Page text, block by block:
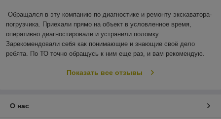
Обращался в эту компанию по диагностике и ремонту экскаватора-
погрузчика. Приехали прямо на объект в условленное время,
оперативно диагностировали и устранили поломку.
Зарекомендовали себя как понимающие и знающие своё дело
ребята. По ТО точно обращусь к ним еще раз, и вам рекомендую.
Показать все отзывы
О нас